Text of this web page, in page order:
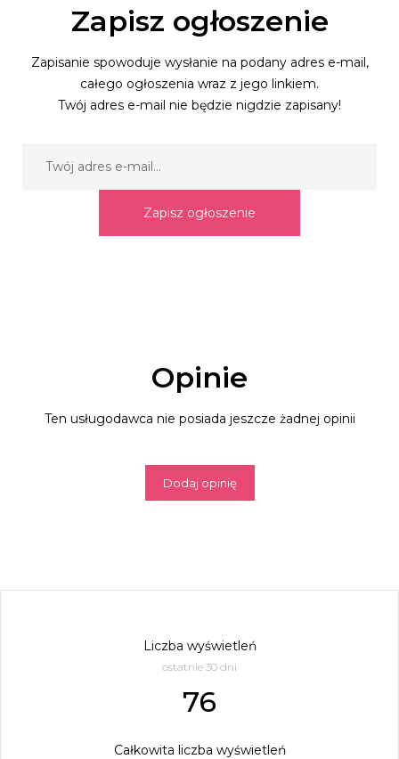
Zapisz ogłoszenie
Zapisanie spowoduje wysłanie na podany adres e-mail,
całego ogłoszenia wraz z jego linkiem.
Twój adres e-mail nie będzie nigdzie zapisany!
Zapisz ogłoszenie
Opinie
Ten usługodawca nie posiada jeszcze żadnej opinii
Dodaj opinię
Liczba wyświetleń
ostatnie 30 dni
76
Całkowita liczba wyświetleń